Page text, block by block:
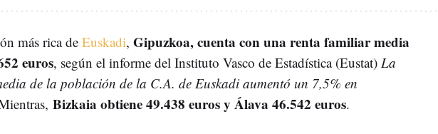
más rica deEuskadi, Gipuzkoa, cuenta con una renta familiar media
euros, según el informe del Instituto Vasco de Estadística (Eustat) La
de la población de la C.A. de Euskadi aumentó un 7,5% en
Bizkaia obtiene 49.438 euros y Álava 46.542 euros.